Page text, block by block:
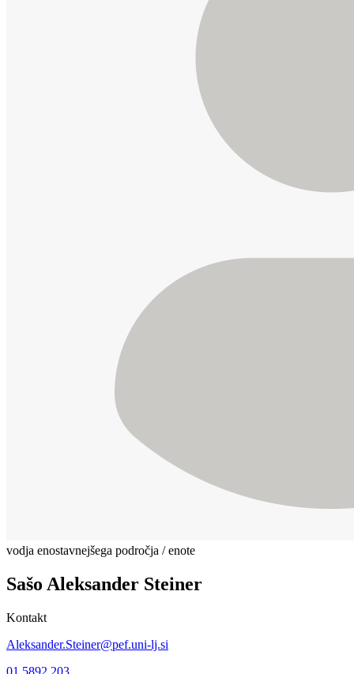
vodja enostavnejšega področja / enote
Sašo Aleksander Steiner
Kontakt
Aleksander.Steiner@pef.uni-lj.si
01 5892 203